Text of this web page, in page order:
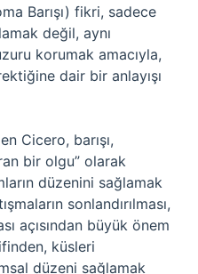
Barışı) fikri, sadece
değil, aynı
korumak amacıyla,
dair bir anlayışı
Cicero, barışı,
bir olgu” olarak
düzenini sağlamak
sonlandırılması,
açısından büyük önem
küsleri
düzeni sağlamak